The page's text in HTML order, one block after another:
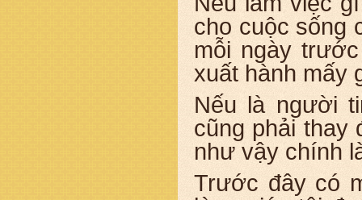
cho cuộc sống
mỗi ngày
xuất hành mấy
Nếu là người
cũng phải thay
như vậy chính
Trước đây có